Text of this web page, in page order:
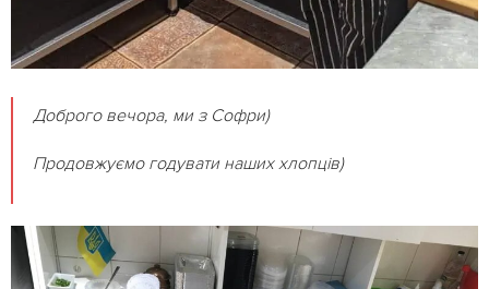
Доброго вечора, ми з Софри)
Продовжуємо годувати наших хлопців)